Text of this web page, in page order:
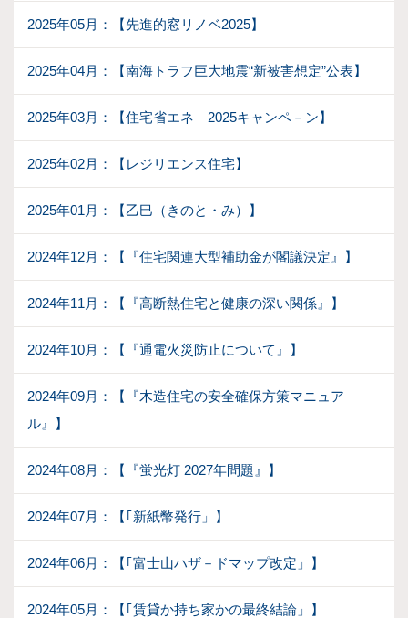
2025年05月：【先進的窓リノベ2025】
2025年04月：【南海トラフ巨大地震“新被害想定”公表】
2025年03月：【住宅省エネ 2025キャンペ－ン】
2025年02月：【レジリエンス住宅】
2025年01月：【乙巳（きのと・み）】
2024年12月：【『住宅関連大型補助金が閣議決定』】
2024年11月：【『高断熱住宅と健康の深い関係』】
2024年10月：【『通電火災防止について』】
2024年09月：【『木造住宅の安全確保方策マニュア
ル』】
2024年08月：【『蛍光灯 2027年問題』】
2024年07月：【｢新紙幣発行」】
2024年06月：【｢富士山ハザ－ドマップ改定」】
2024年05月：【｢賃貸か持ち家かの最終結論」】